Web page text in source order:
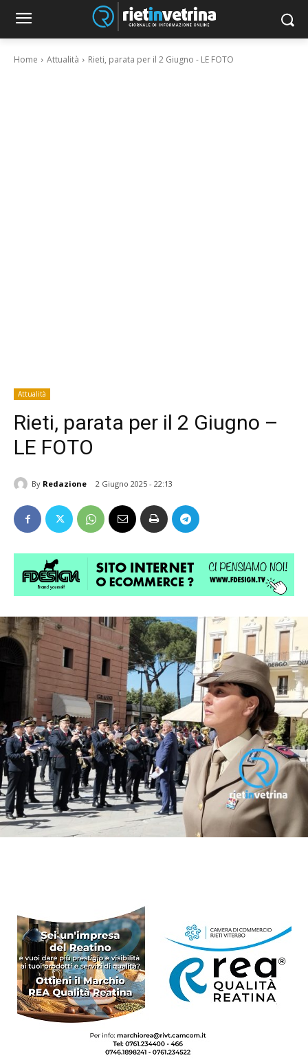
Home Attualità Rieti, parata per il 2 Giugno - LE FOTO
Attualità
Rieti, parata per il 2 Giugno –
LE FOTO
By Redazione 2 Giugno 2025 - 22:13